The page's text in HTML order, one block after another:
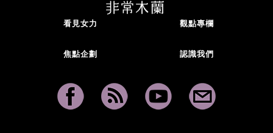
看見女力 觀點專欄
焦點企劃 認識我們